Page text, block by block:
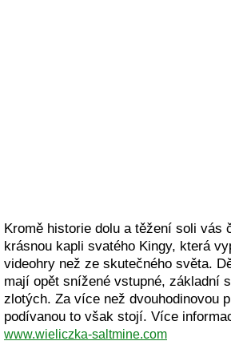
Kromě historie dolu a těžení soli vás
krásnou kapli svatého Kingy, která
videohry než ze skutečného světa.
mají opět snížené vstupné, základní
zlotých. Za více než dvouhodinovou
podívanou to však stojí. Více
www.wieliczka-saltmine.com